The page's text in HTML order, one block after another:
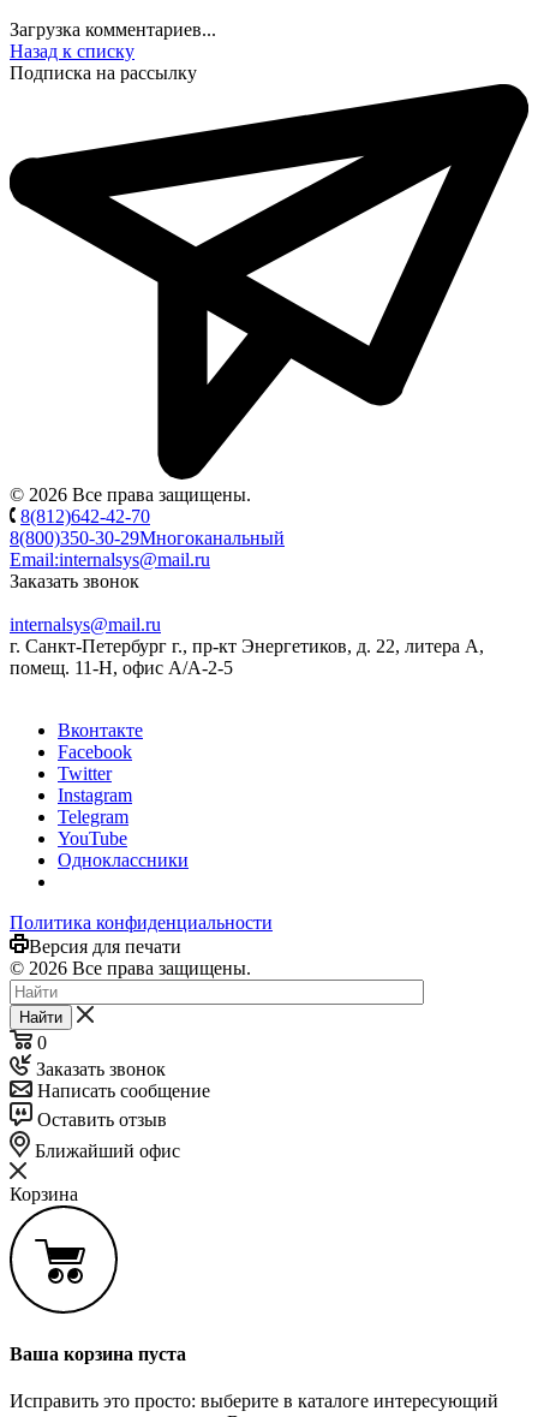
Загрузка комментариев...
Назад к списку
Подписка на рассылку
© 2026 Все права защищены.
8(812)642-42-70
8(800)350-30-29Многоканальный
Email:internalsys@mail.ru
Заказать звонок
internalsys@mail.ru
г. Санкт-Петербург г., пр-кт Энергетиков, д. 22, литера А,
помещ. 11-Н, офис А/А-2-5
Вконтакте
Facebook
Twitter
Instagram
Telegram
YouTube
Одноклассники
Политика конфиденциальности
Версия для печати
© 2026 Все права защищены.
Найти
0
Заказать звонок
Написать сообщение
Оставить отзыв
Ближайший офис
Корзина
Ваша корзина пуста
Исправить это просто: выберите в каталоге интересующий